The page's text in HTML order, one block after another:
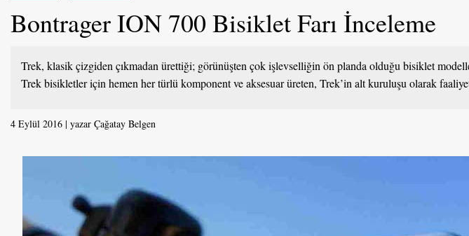
Bontrager ION 700 Bisiklet Farı İnceleme
Trek, klasik çizgiden çıkmadan ürettiği; görünüşten çok işlevselliğin ön planda olduğu bisiklet
Trek bisikletler için hemen her türlü komponent ve aksesuar üreten, Trek’in alt kuruluşu olarak
4 Eylül 2016 yazar Çağatay Belgen